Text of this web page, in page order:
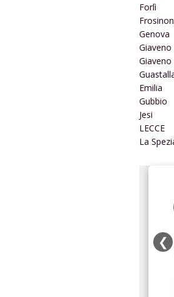
Forlì
Genova
Giaveno
Giaveno
Emilia
Gubbio
Jesi
LECCE
La
❮